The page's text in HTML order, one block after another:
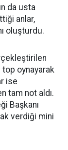
da usta
anlar,
oluşturdu.
oynayarak
ise
tam not aldı.
Başkanı
verdiği mini